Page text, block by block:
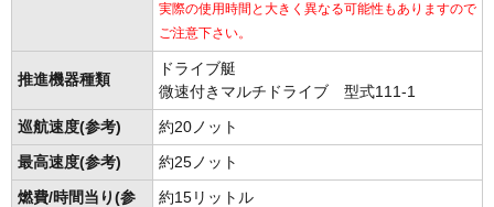
実際の使用時間と大きく異なる可能性もありますので
ご注意下さい。
推進機器種類
ドライブ艇
微速付きマルチドライブ 型式111-1
巡航速度(参考) 約20ノット
最高速度(参考) 約25ノット
燃費/時間当り(参
約15リットル